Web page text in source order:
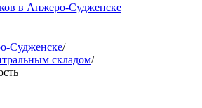
в Анжеро-Судженске
Судженске/
складом/